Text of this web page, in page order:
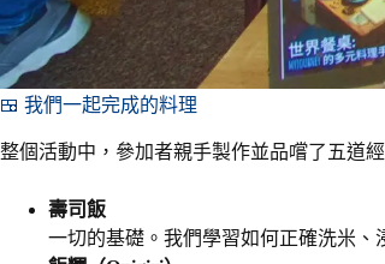
🍱 我們一起完成的料理
整個活動中，參加者親手製作並品嚐了五道
壽司飯
一切的基礎。我們學習如何正確洗米、